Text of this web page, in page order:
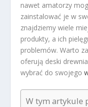
nawet amatorzy
zainstalować je w
znajdziemy wiele
produkty, a ich
problemów. Warto
oferują deski
wybrać do swojego
W tym artykule